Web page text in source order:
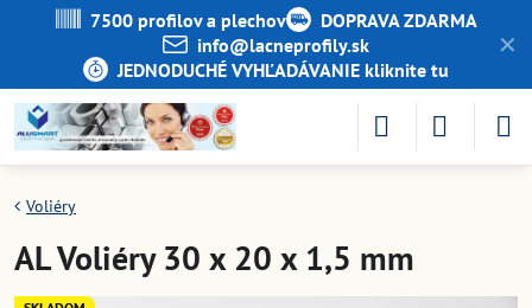
✕
7500 profilov a plechov
DOPRAVA ZDARMA
info​@lacneprofily​.sk
JEDNODUCHÉ VYHĽADÁVANIE kliknite tu
Voliéry
AL Voliéry 30 x 20 x 1,5 mm